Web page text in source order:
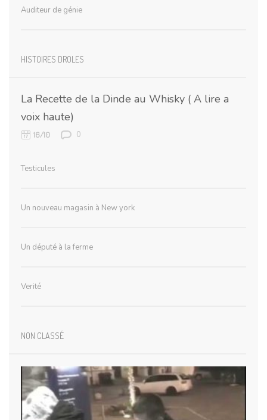
Auditeur de génie
HISTOIRES DROLES
La Recette de la Dinde au Whisky ( A lire a
voix haute)
16/10 0
Testicules
Un nouveau magasin à New york
Un député à la ferme
Verité
NON CLASSÉ